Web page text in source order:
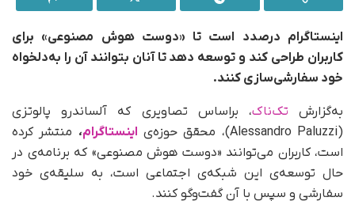
اینستاگرام درصدد است تا «دوست هوش مصنوعی» برای
کاربران طراحی کند و توسعه دهد تا آنان بتوانند آن را به‌دلخواه
خود سفارشی‌سازی کنند.
به‌گزارش تک‌ناک، براساس تصاویری که آلساندرو پالوتزی
(Alessandro Paluzzi)، محقق حوزه‌ی
اینستاگرام، منتشر کرده
است، کاربران می‌توانند «دوست هوش مصنوعی» که برنامه‌ی در
حال توسعه‌ی این شبکه‌ی اجتماعی است، به سلیقه‌ی خود
سفارشی و سپس با آن گفت‌وگو کنند.